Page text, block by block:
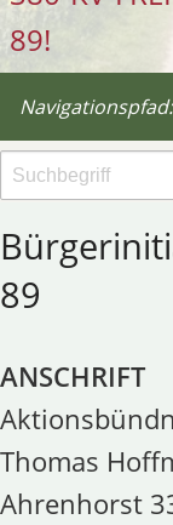
89!
Navigationspfad:
89
ANSCHRIFT
Thomas
Ahrenhorst